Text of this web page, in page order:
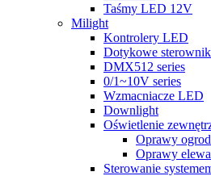
Taśmy LED 12V
Milight
Kontrolery LED
Dotykowe
DMX512 series
0/1~10V series
Wzmacniacze LED
Downlight
Oświetlenie
Oprawy
Oprawy
Sterowanie